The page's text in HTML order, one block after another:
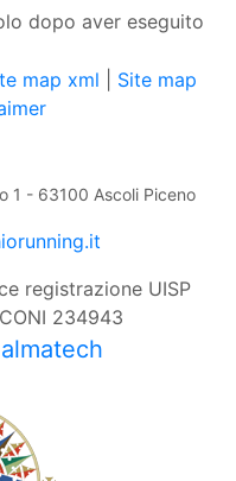
dopo aver eseguito
map xml
Site map
1 - 63100 Ascoli Piceno
registrazione UISP
234943